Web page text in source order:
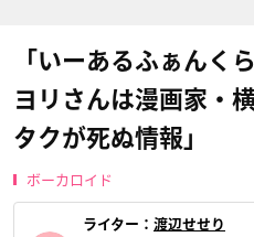
「いーあるふぁんく
ヨリさんは漫画家・
タクが死ぬ情報」
ボーカロイド
ライター： 渡辺せせり